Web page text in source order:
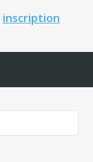
inscription